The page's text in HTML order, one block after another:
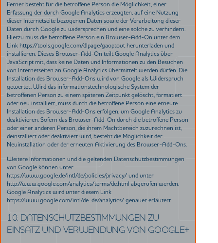
Ferner besteht für die betroffene Person die Möglichkeit, einer
Erfassung der durch Google Analytics erzeugten, auf eine Nutzung
dieser Internetseite bezogenen Daten sowie der Verarbeitung dieser
Daten durch Google zu widersprechen und eine solche zu verhindern.
Hierzu muss die betroffene Person ein Browser-Add-On unter dem
Link https://tools.google.com/dlpage/gaoptout herunterladen und
installieren. Dieses Browser-Add-On teilt Google Analytics über
JavaScript mit, dass keine Daten und Informationen zu den Besuchen
von Internetseiten an Google Analytics übermittelt werden dürfen. Die
Installation des Browser-Add-Ons wird von Google als Widerspruch
gewertet. Wird das informationstechnologische System der
betroffenen Person zu einem späteren Zeitpunkt gelöscht, formatiert
oder neu installiert, muss durch die betroffene Person eine erneute
Installation des Browser-Add-Ons erfolgen, um Google Analytics zu
deaktivieren. Sofern das Browser-Add-On durch die betroffene Person
oder einer anderen Person, die ihrem Machtbereich zuzurechnen ist,
deinstalliert oder deaktiviert wird, besteht die Möglichkeit der
Neuinstallation oder der erneuten Aktivierung des Browser-Add-Ons.
Weitere Informationen und die geltenden Datenschutzbestimmungen
von Google können unter
https://www.google.de/intl/de/policies/privacy/ und unter
http://www.google.com/analytics/terms/de.html abgerufen werden.
Google Analytics wird unter diesem Link
https://www.google.com/intl/de_de/analytics/ genauer erläutert.
10. DATENSCHUTZBESTIMMUNGEN ZU
EINSATZ UND VERWENDUNG VON GOOGLE+